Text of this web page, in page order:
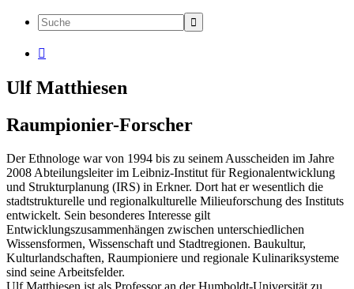

Ulf Matthiesen
Raumpionier-Forscher
Der Ethnologe war von 1994 bis zu seinem Ausscheiden im Jahre
2008 Abteilungsleiter im Leibniz-Institut für Regionalentwicklung
und Strukturplanung (IRS) in Erkner. Dort hat er wesentlich die
stadtstrukturelle und regionalkulturelle Milieuforschung des Instituts
entwickelt. Sein besonderes Interesse gilt
Entwicklungszusammenhängen zwischen unterschiedlichen
Wissensformen, Wissenschaft und Stadtregionen. Baukultur,
Kulturlandschaften, Raumpioniere und regionale Kulinariksysteme
sind seine Arbeitsfelder.
Ulf Matthiesen ist als Professor an der Humboldt-Universität zu